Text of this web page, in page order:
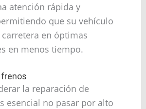
atención rápida y
que su vehículo
en óptimas
en menos tiempo.
la reparación de
esencial no pasar por alto